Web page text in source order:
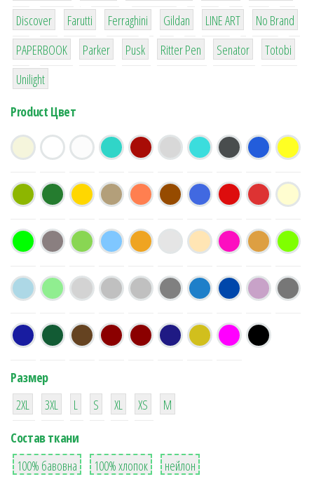
64
Discover
299
Farutti
4
Ferraghini
42
Gildan
4
LINE ART
90
No Brand
8
PAPERBOOK
6
Parker
2
Pusk
22
Ritter Pen
15
Senator
43
Totobi
1
Unilight
Product Цвет
Размер
38
2XL
16
3XL
42
L
42
S
42
XL XS
М
Состав ткани
8
100% бавовна
36
100% хлопок
2
нейлон